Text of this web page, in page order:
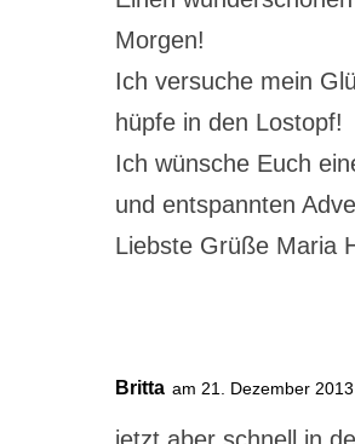
Morgen!
Ich versuche mein
hüpfe in den Lostopf!
Ich wünsche Euch
und entspannten
Liebste Grüße Maria
Britta am 21. Dezember